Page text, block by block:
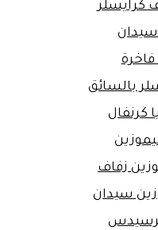
كرايسلر
سيدان
فاخرة
بالسائق
كرنفال
زفاف
سيدان
مرسيدس